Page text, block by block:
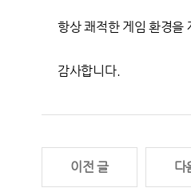
항상 쾌적한 게임 환경을
감사합니다.
이전 글 다